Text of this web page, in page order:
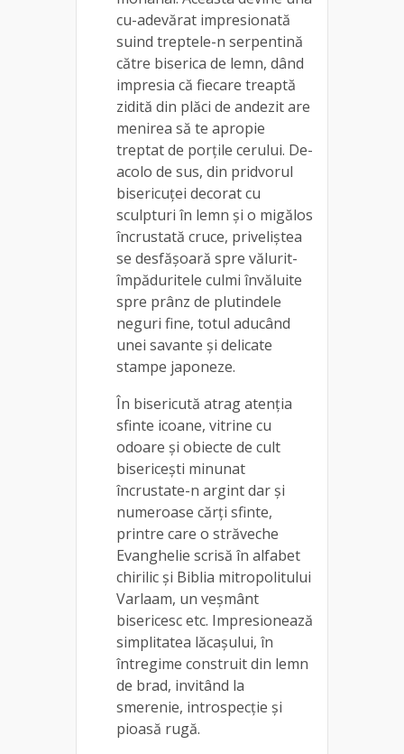
cu-adevărat impresionată
suind treptele-n serpentină
către biserica de lemn, dând
impresia că fiecare treaptă
zidită din plăci de andezit are
menirea să te apropie
treptat de porţile cerului. De-
acolo de sus, din pridvorul
bisericuţei decorat cu
sculpturi în lemn şi o migălos
încrustată cruce, priveliştea
se desfăşoară spre vălurit-
împăduritele culmi învăluite
spre prânz de plutindele
neguri fine, totul aducând
unei savante şi delicate
stampe japoneze.
În bisericută atrag atenţia
sfinte icoane, vitrine cu
odoare şi obiecte de cult
bisericeşti minunat
încrustate-n argint dar şi
numeroase cărţi sfinte,
printre care o străveche
Evanghelie scrisă în alfabet
chirilic şi Biblia mitropolitului
Varlaam, un veşmânt
bisericesc etc. Impresionează
simplitatea lăcaşului, în
întregime construit din lemn
de brad, invitând la
smerenie, introspecţie şi
pioasă rugă.